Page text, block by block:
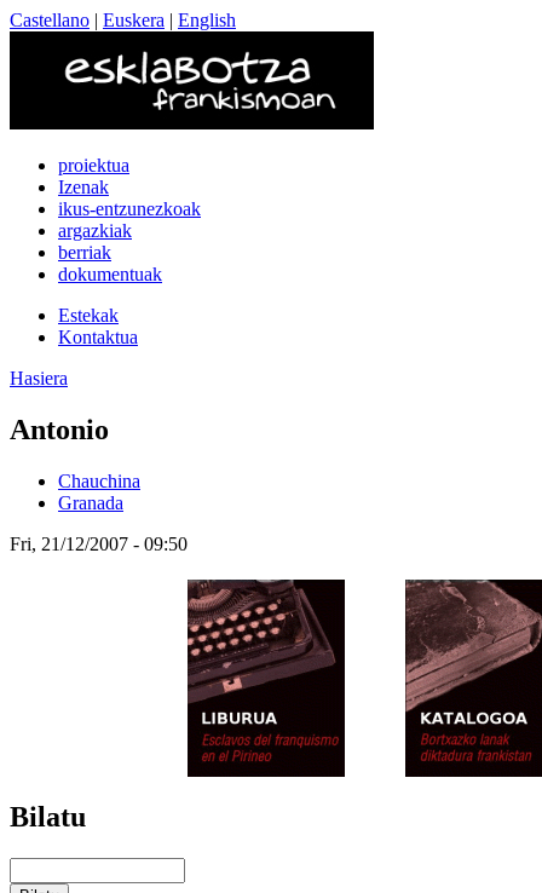
Castellano | Euskera | English
proiektua
Izenak
ikus-entzunezkoak
argazkiak
berriak
dokumentuak
Estekak
Kontaktua
Hasiera
Antonio
Chauchina
Granada
Fri, 21/12/2007 - 09:50
Bilatu